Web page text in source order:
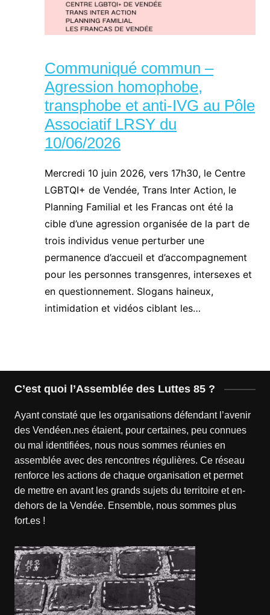
Communiqué commun –
Agression homophobe,
transphobe et anti-IVG au Pôle
Associatif LRSY du
10/06/2026
Mercredi 10 juin 2026, vers 17h30, le Centre
LGBTQI+ de Vendée, Trans Inter Action, le
Planning Familial et les Francas ont été la
cible d’une agression organisée de la part de
trois individus venue perturber une
permanence d’accueil et d’accompagnement
pour les personnes transgenres, intersexes et
en questionnement. Slogans haineux,
intimidation et vidéos ciblant les…
C’est quoi l’Assemblée des Luttes 85 ?
Ayant constaté que les organisations défendant l’avenir
des Vendéen.nes étaient, pour certaines, peu connues
ou mal identifiées, nous nous sommes réunies en
assemblée avec des rencontres régulières. Ce réseau
renforce les actions de chaque organisation et permet
de mettre en avant les grands sujets du territoire et en-
dehors de la Vendée. Ensemble, nous sommes plus
fort.es !